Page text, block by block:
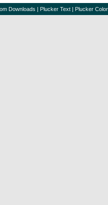
Downloads | Plucker Text | Plucker Color